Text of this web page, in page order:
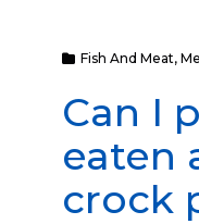
Fish And Meat,
Can I
eaten
crock